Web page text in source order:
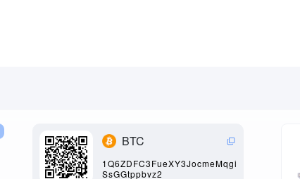
BTC
1Q6ZDFC3FueXY3JocmeMqgi
SsGGtppbvz2